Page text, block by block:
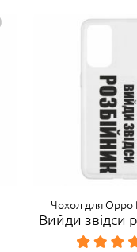
Чохол для Oppo
Вийди звідси